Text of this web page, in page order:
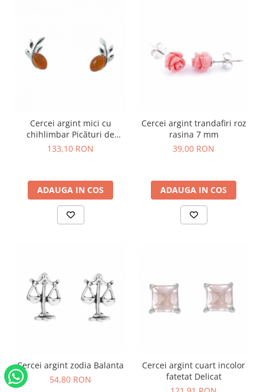
Cercei argint mici cu
chihlimbar Picături de
Miere
133,10 RON
ADAUGA IN COS
Cercei argint trandafiri roz
rasina 7 mm
39,00 RON
ADAUGA IN COS
Cercei argint zodia Balanta
54,80 RON
Cercei argint cuart incolor
fatetat Delicat